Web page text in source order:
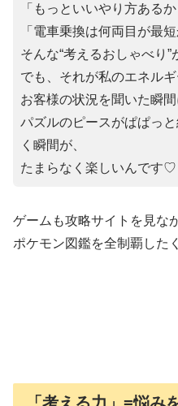
「もっといいやり方あるか
「電車乗換は何両目が最短
そんな“考えるおしゃべり”
でも、それが私のエネルギ
お客様の状況を聞いた瞬間
パズルのピースがぱぱっ
く瞬間が、
たまらなく楽しいんです♡
ゲームも攻略サイトを見な
ポケモン図鑑を全制覇した